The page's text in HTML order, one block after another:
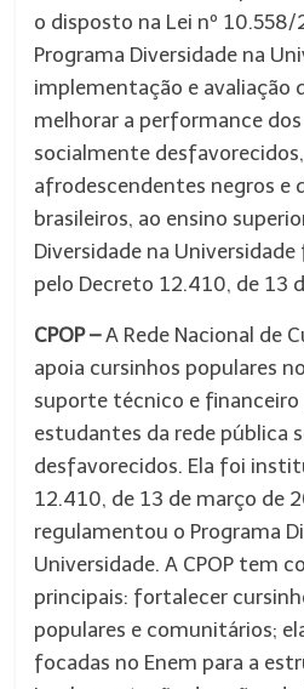
o disposto na Lei nº
Programa Diversidade na
implementação e avaliação
melhorar a performance
socialmente
afrodescendentes negros e
brasileiros, ao ensino
Diversidade na
pelo Decreto 12.410, de 13
CPOP–A Rede Nacional de
apoia cursinhos populares
suporte técnico e financeiro
estudantes da rede pública
desfavorecidos. Ela foi
12.410, de 13 de março de
regulamentou o Programa
Universidade. A CPOP tem
principais: fortalecer
populares e comunitários;
focadas no Enem para a